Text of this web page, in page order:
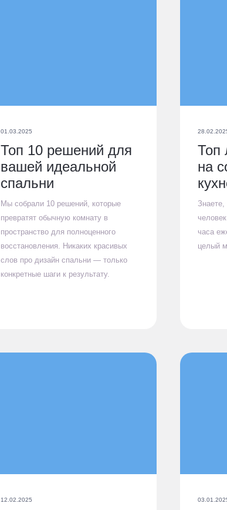
01.03.2025
Топ 10 решений для
вашей идеальной
спальни
Мы собрали 10 решений, которые
превратят обычную комнату в
пространство для полноценного
восстановления. Никаких красивых
слов про дизайн спальни — только
конкретные шаги к результату.
Топ
на
часа
целый
12.02.2025